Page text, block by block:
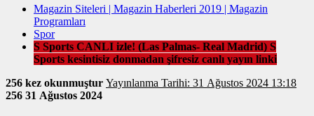
Magazin Siteleri | Magazin Haberleri 2019 | Magazin
Programları
Spor
S Sports CANLI izle! (Las Palmas- Real Madrid) S
Sports kesintisiz donmadan şifresiz canlı yayın linki
256 kez okunmuştur
Yayınlanma Tarihi: 31 Ağustos 2024 13:18
256 31 Ağustos 2024